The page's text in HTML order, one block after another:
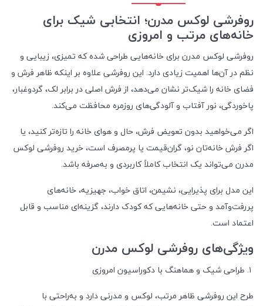
روفرشی لوکس مدرن؛ انتخابی شیک برای
خانه‌های مرتب و امروزی
روفرشی لوکس مدرن برای خانه‌هایی طراحی شده که تمیزی، زیبایی و
نظم در آن‌ها اهمیت زیادی دارد. این روفرشی علاوه بر اینکه ظاهر فرش و
فضای خانه را شیک‌تر نشان می‌دهد، از فرش اصلی در برابر لک، گردوغبار،
پاخوردگی، نور آفتاب و آلودگی‌های روزمره محافظت می‌کند.
اگر می‌خواهید بدون تعویض فرش، حال و هوای خانه را تازه‌تر کنید، یا
اگر فرش خانه‌تان نو، گران‌قیمت یا پرمصرف است، خرید روفرشی لوکس
مدرن می‌تواند یک انتخاب کاملاً کاربردی و به‌صرفه باشد.
این مدل برای پذیرایی، نشیمن، اتاق خواب، جهیزیه، خانه‌های
پررفت‌وآمد و حتی خانه‌هایی که کودک دارند، گزینه‌ای مناسب و قابل
اعتماد است.
ویژگی‌های روفرشی لوکس مدرن
طرح این روفرشی ظاهر مرتب، لوکس و مدرنی دارد و به‌راحتی با